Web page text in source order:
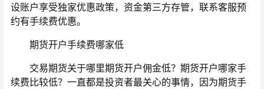
设账户享受独家优惠政策，资金第三方存管，联系客服预
约有手续费优惠。
期货开户手续费哪家低
交易期货关于哪里期货开户佣金低？期货开户哪家手
续费比较低？一直都是投资者最关心的事情，因为期货手